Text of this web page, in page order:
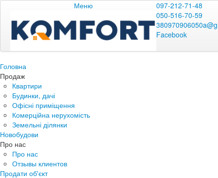
Меню
097-212-71-48
050-516-70-59
Facebook
Головна
Продаж
Квартири
Будинки, дачі
Офісні приміщення
Комерційна нерухомість
Земельні ділянки
Новобудови
Про нас
Про нас
Отзывы клиентов
Продати об'єкт